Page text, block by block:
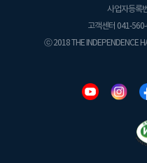
사업자등록
고객센터 041-
ⓒ 2018 THE INDEPENDENCE